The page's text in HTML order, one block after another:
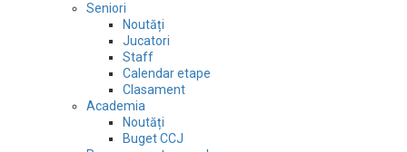
Seniori
Noutăți
Jucatori
Staff
Calendar etape
Clasament
Academia
Noutăți
Buget CCJ